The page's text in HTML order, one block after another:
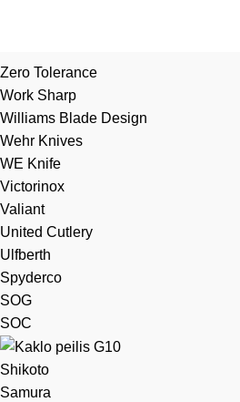
Zero Tolerance
Work Sharp
Williams Blade Design
Wehr Knives
WE Knife
Victorinox
Valiant
United Cutlery
Ulfberth
Spyderco
SOG
SOC
Shikoto
Samura